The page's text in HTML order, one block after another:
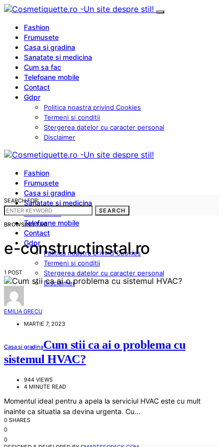
Fashion
Frumusete
Casa si gradina
Sanatate si medicina
Cum sa fac
Telefoane mobile
Contact
Gdpr
Politica noastra privind Cookies
Termeni si conditii
Stergerea datelor cu caracter personal
Disclaimer
Fashion
Frumusete
Casa si gradina
Sanatate si medicina
Cum sa fac
Telefoane mobile
Contact
Gdpr
Politica noastra privind Cookies
Termeni si conditii
Stergerea datelor cu caracter personal
Disclaimer
SEARCH FOR:
SEARCH
BROWSING TAG
e-constructinstal.ro
1 POST
EMILIA GRECU
MARTIE 7, 2023
Casa si gradinaCum stii ca ai o problema cu
sistemul HVAC?
944 VIEWS
4 MINUTE READ
Momentul ideal pentru a apela la serviciul HVAC este cu mult
inainte ca situatia sa devina urgenta. Cu…
0 SHARES
0
0